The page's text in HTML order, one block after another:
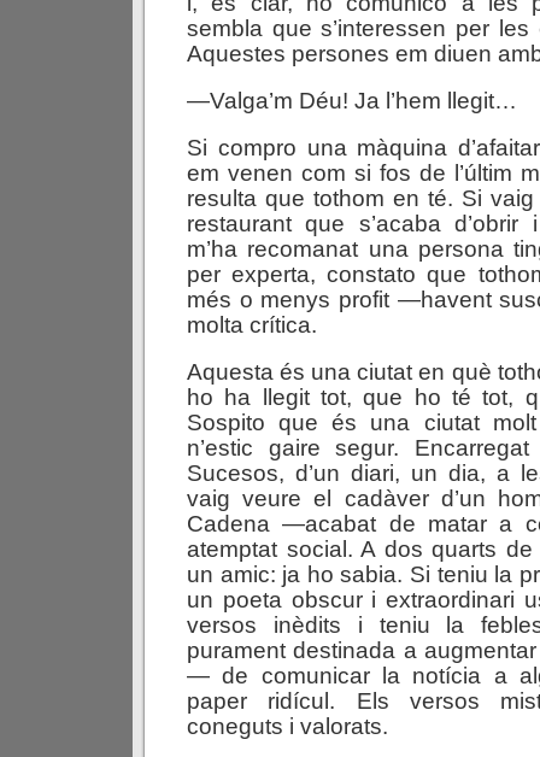
sembla que s’interessen per
Aquestes persones em diuen
—Valga’m Déu! Ja l’hem llegit…
Si compro una màquina
em venen com si fos de l’últim
resulta que tothom en té. Si
restaurant que s’acaba d’obrir
m’ha recomanat una persona
per experta, constato que
més o menys profit —havent
molta crítica.
Aquesta és una ciutat en què
ho ha llegit tot, que ho té tot,
Sospito que és una ciutat
n’estic gaire segur.
Sucesos, d’un diari, un dia, a
vaig veure el cadàver d’un
Cadena —acabat de matar a
atemptat social. A dos quarts
un amic: ja ho sabia. Si teniu la
un poeta obscur i extraordinari
versos inèdits i teniu la
purament destinada a augmentar
— de comunicar la notícia a
paper ridícul. Els versos
coneguts i valorats.